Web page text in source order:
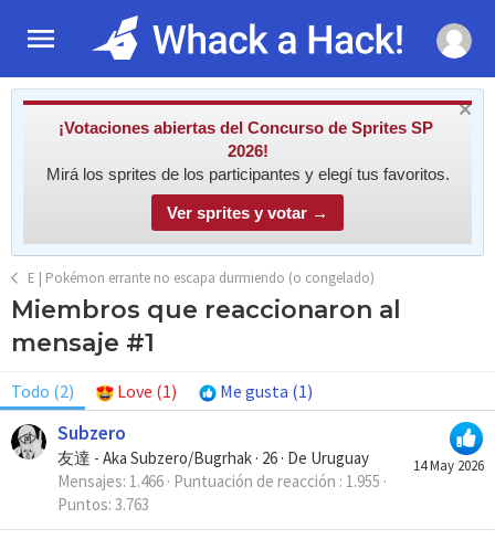
¡Votaciones abiertas del Concurso de Sprites SP
2026!
Mirá los sprites de los participantes y elegí tus favoritos.
Ver sprites y votar →
E | Pokémon errante no escapa durmiendo (o congelado)
Miembros que reaccionaron al
mensaje #1
Todo (2) Love (1) Me gusta (1)
14 May 2026
Subzero
友達 - Aka Subzero/Bugrhak · 26 · De Uruguay
Mensajes 1.466 Puntuación de reacción 1.955
Puntos 3.763